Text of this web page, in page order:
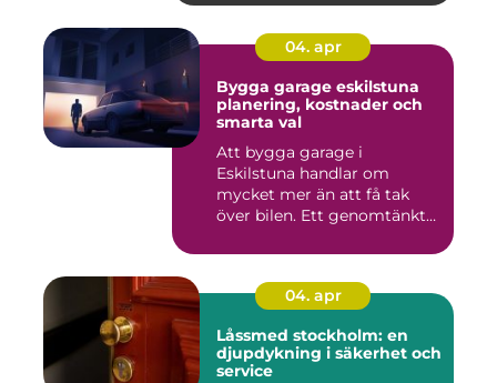
04. apr
Bygga garage eskilstuna
planering, kostnader och
smarta val
Att bygga garage i
Eskilstuna handlar om
mycket mer än att få tak
över bilen. Ett genomtänkt
04. apr
Låssmed stockholm: en
djupdykning i säkerhet och
service